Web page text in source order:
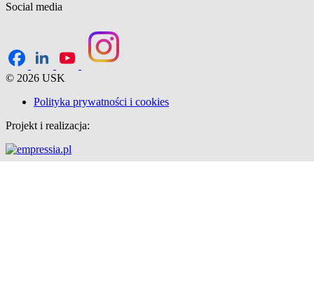
Social media
© 2026 USK
Polityka prywatności i cookies
Projekt i realizacja: